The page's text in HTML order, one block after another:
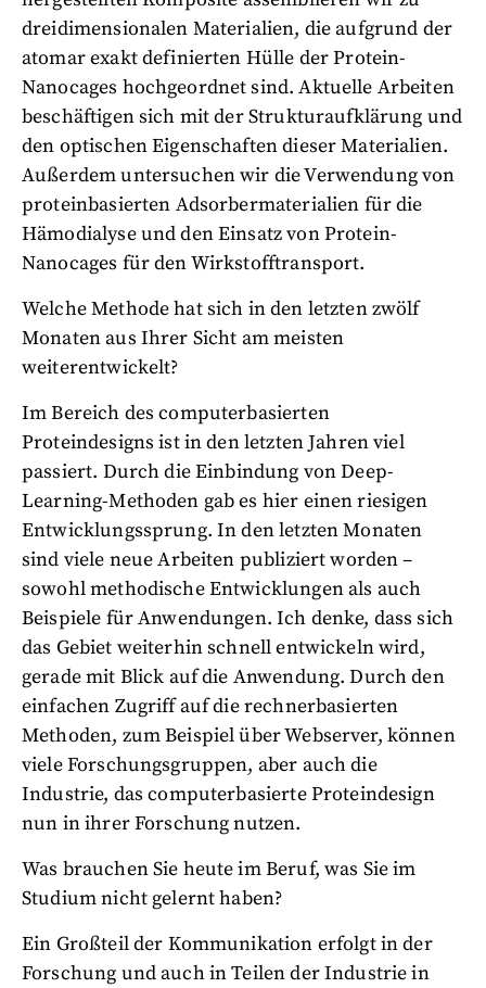
dreidimensionalen Materialien, die aufgrund der
atomar exakt definierten Hülle der Protein-
Nanocages hochgeordnet sind. Aktuelle Arbeiten
beschäftigen sich mit der Strukturaufklärung und
den optischen Eigenschaften dieser Materialien.
Außerdem untersuchen wir die Verwendung von
proteinbasierten Adsorbermaterialien für die
Hämodialyse und den Einsatz von Protein-
Nanocages für den Wirkstofftransport.
Welche Methode hat sich in den letzten zwölf
Monaten aus Ihrer Sicht am meisten
weiterentwickelt?
Im Bereich des computerbasierten
Proteindesigns ist in den letzten Jahren viel
passiert. Durch die Einbindung von Deep-
Learning-Methoden gab es hier einen riesigen
Entwicklungssprung. In den letzten Monaten
sind viele neue Arbeiten publiziert worden –
sowohl methodische Entwicklungen als auch
Beispiele für Anwendungen. Ich denke, dass sich
das Gebiet weiterhin schnell entwickeln wird,
gerade mit Blick auf die Anwendung. Durch den
einfachen Zugriff auf die rechnerbasierten
Methoden, zum Beispiel über Webserver, können
viele Forschungsgruppen, aber auch die
Industrie, das computerbasierte Proteindesign
nun in ihrer Forschung nutzen.
Was brauchen Sie heute im Beruf, was Sie im
Studium nicht gelernt haben?
Ein Großteil der Kommunikation erfolgt in der
Forschung und auch in Teilen der Industrie in